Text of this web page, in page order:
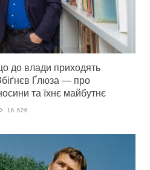
до влади приходять
Ґлюза — про
та їхнє майбутнє
16 626